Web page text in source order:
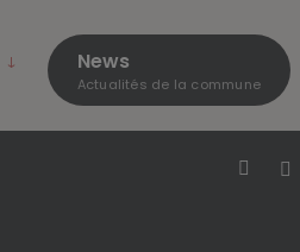
News
Actualités de la commune